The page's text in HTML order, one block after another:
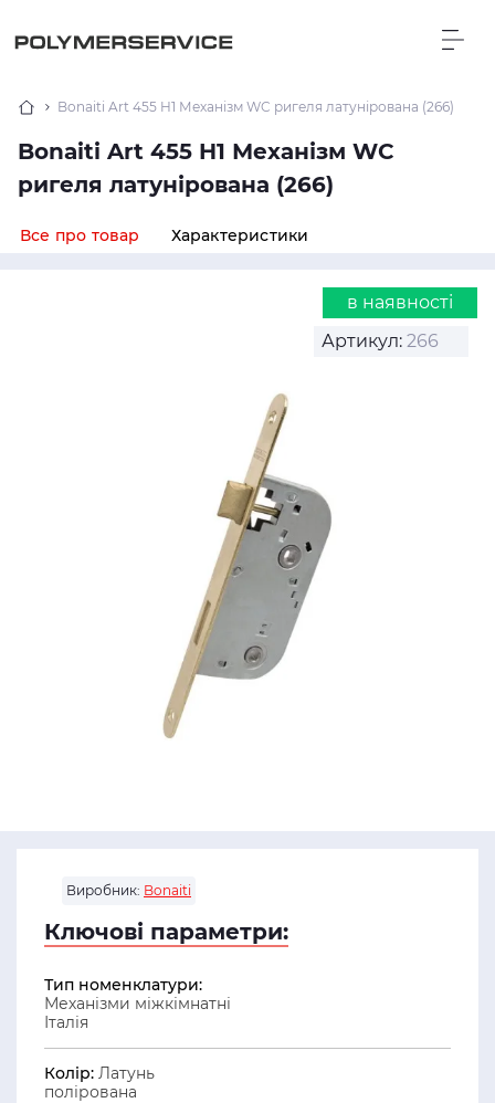
Bonaiti Art 455 H1 Механізм WC ригеля латунірована (266)
Bonaiti Art 455 H1 Механізм WC
ригеля латунірована (266)
Все про товар Характеристики
в наявності
Артикул: 266
Виробник: Bonaiti
Ключові параметри:
Тип номенклатури:
Механізми міжкімнатні
Італія
Колір: Латунь
полірована